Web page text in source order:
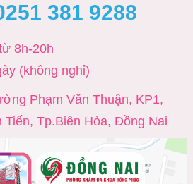
381 9288
8h-20h
(không nghỉ)
Phạm Văn Thuận, KP1,
Tiến, Tp.Biên Hòa, Đồng Nai